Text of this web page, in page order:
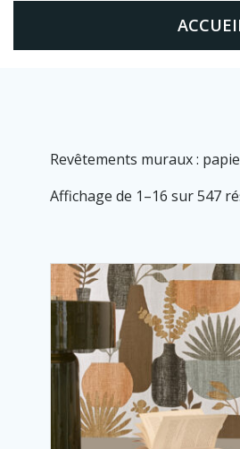
Revêtements muraux :
Affichage de 1–16 sur 547